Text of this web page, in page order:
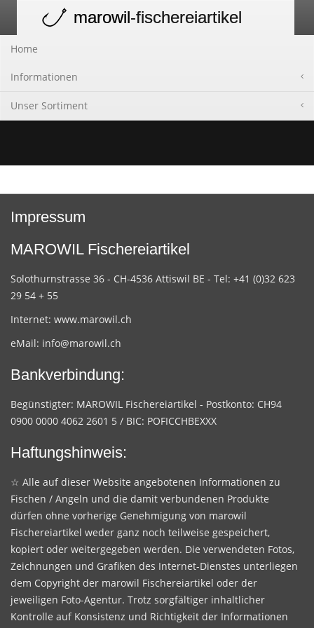
navigation
marowil-fischereiartikel
Home
Informationen
Unser Sortiment
Impressum
MAROWIL Fischereiartikel
Solothurnstrasse 36 - CH-4536 Attiswil BE - Tel: +41 (0)32 623
29 54 + 55
Internet: www.marowil.ch
eMail: info@marowil.ch
Bankverbindung:
Begünstigter: MAROWIL Fischereiartikel - Postkonto: CH94
0900 0000 4062 2601 5 / BIC: POFICCHBEXXX
Haftungshinweis:
☆ Alle auf dieser Website angebotenen Informationen zu
Fischen / Angeln und die damit verbundenen Produkte
dürfen ohne vorherige Genehmigung von marowil
Fischereiartikel weder ganz noch teilweise gespeichert,
kopiert oder weitergegeben werden. Die verwendeten Fotos,
Zeichnungen und Grafiken des Internet-Dienstes unterliegen
dem Copyright der marowil Fischereiartikel oder der
jeweiligen Foto-Agentur. Trotz sorgfältiger inhaltlicher
Kontrolle auf Konsistenz und Richtigkeit der Informationen